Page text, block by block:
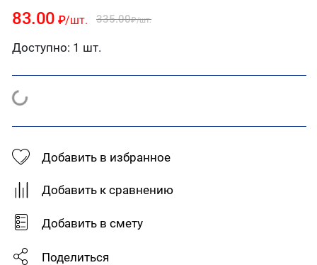
83.00 ₽/шт. 335.00₽/шт.
Доступно: 1 шт.
Добавить в избранное
Добавить к сравнению
Добавить в смету
Поделиться